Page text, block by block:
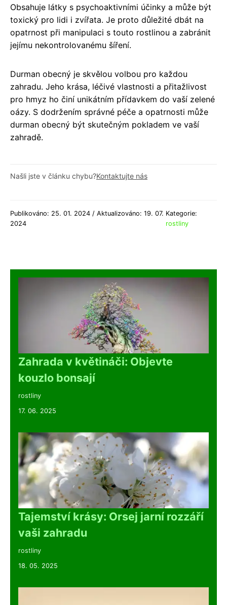
Obsahuje látky s psychoaktivními účinky a může být
toxický pro lidi i zvířata. Je proto důležité dbát na
opatrnost při manipulaci s touto rostlinou a zabránit
jejímu nekontrolovanému šíření.
Durman obecný je skvělou volbou pro každou
zahradu. Jeho krása, léčivé vlastnosti a přitažlivost
pro hmyz ho činí unikátním přídavkem do vaší zelené
oázy. S dodržením správné péče a opatrnosti může
durman obecný být skutečným pokladem ve vaší
zahradě.
Našli jste v článku chybu?Kontaktujte nás
Publikováno: 25. 01. 2024 / Aktualizováno: 19. 07.
2024
Kategorie:
rostliny
Zahrada v květináči: Objevte
kouzlo bonsají
rostliny
17. 06. 2025
Tajemství krásy: Orsej jarní rozzáří
vaši zahradu
rostliny
18. 05. 2025